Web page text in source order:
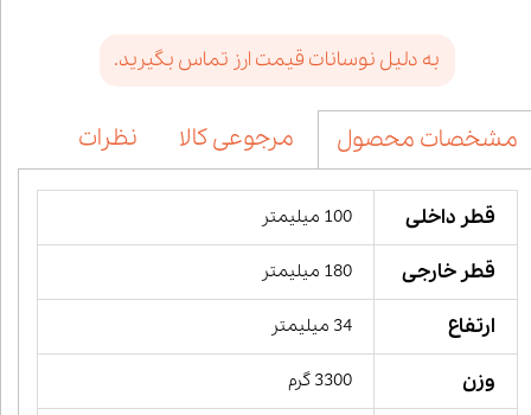
به دلیل نوسانات قیمت ارز تماس بگیرید.
مشخصات محصول مرجوعی کالا نظرات
قطر داخلی 100 میلیمتر
قطر خارجی 180 میلیمتر
ارتفاع 34 میلیمتر
وزن 3300 گرم